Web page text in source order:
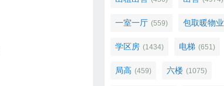
一室一厅 (559) 包取暖物业
学区房 (1434) 电梯 (651)
局高 (459) 六楼 (1075)